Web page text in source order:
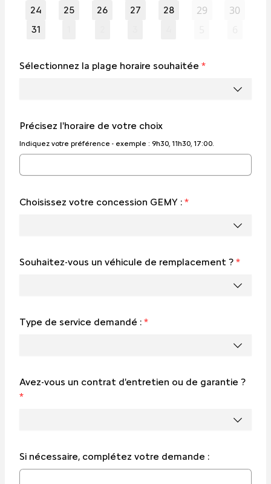
24 25 26 27 28 29 30
31
Sélectionnez la plage horaire souhaitée *
Précisez l'horaire de votre choix
Indiquez votre préférence - exemple : 9h30, 11h30, 17:00.
Choisissez votre concession GEMY : *
Souhaitez-vous un véhicule de remplacement ? *
Type de service demandé : *
Avez-vous un contrat d'entretien ou de garantie ?
*
Si nécessaire, complétez votre demande :